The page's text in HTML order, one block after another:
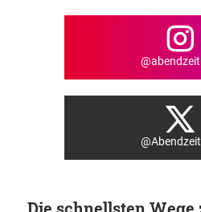
Die schnellsten